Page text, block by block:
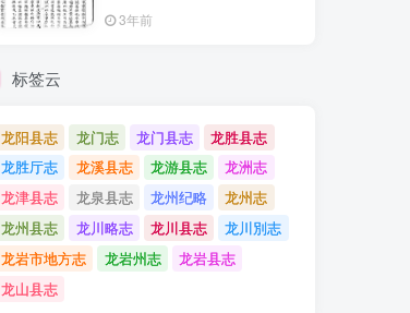
3年前
标签云
龙阳县志 龙门志 龙门县志
龙胜县志
龙胜厅志
龙溪县志 龙游县志
龙洲志
龙津县志
龙泉县志 龙州纪略
龙州志
龙州县志
龙川略志 龙川县志
龙川別志
龙岩市地方志
龙岩州志
龙岩县志
龙山县志